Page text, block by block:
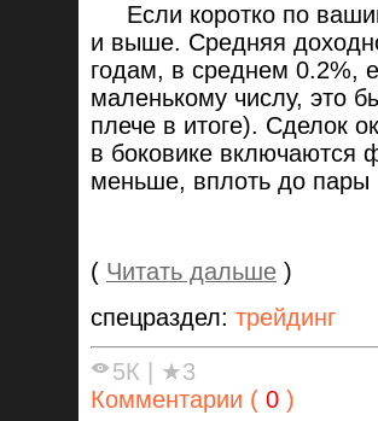
Если коротко по
и выше. Средняя
годам, в среднем 0.2%,
маленькому числу, это
плече в итоге). Сделок
в боковике включаются
меньше, вплоть до пары
( Читать дальше )
спецраздел: трейдинг
5К
★3
Комментарии ( 0 )